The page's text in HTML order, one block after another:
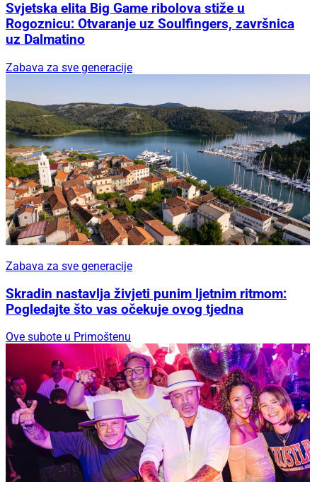
Svjetska elita Big Game ribolova stiže u
Rogoznicu: Otvaranje uz Soulfingers, završnica
uz Dalmatino
Zabava za sve generacije
Zabava za sve generacije
Skradin nastavlja živjeti punim ljetnim ritmom:
Pogledajte što vas očekuje ovog tjedna
Ove subote u Primoštenu